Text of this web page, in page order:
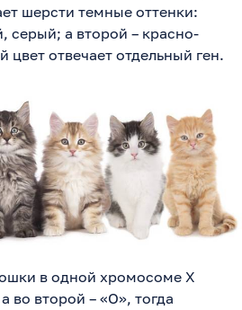
шерсти темные оттенки:
серый; а второй – красно-
отвечает отдельный ген.
в одной хромосоме Х
во второй – «О», тогда